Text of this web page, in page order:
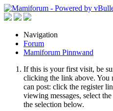
Navigation
Forum
Mamiforum Pinnwand
If this is your first visit, be
clicking the link above. You
can post: click the register
viewing messages, select
the selection below.